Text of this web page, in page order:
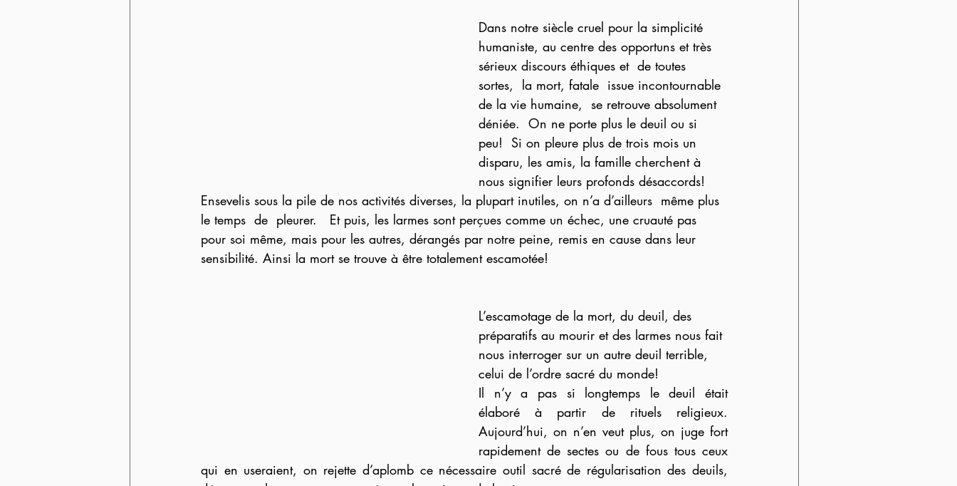
Dans notre siècle cruel pour la simplicité
humaniste, au centre des opportuns et très
sérieux discours éthiques et  de toutes
sortes,  la mort, fatale  issue incontournable
de la vie humaine,  se retrouve absolument
déniée.  On ne porte plus le deuil ou si
peu!  Si on pleure plus de trois mois un
disparu, les amis, la famille cherchent à
nous signifier leurs profonds désaccords!
Ensevelis sous la pile de nos activités diverses, la plupart inutiles, on n’a d’ailleurs  même plus
le temps  de  pleurer.   Et puis, les larmes sont perçues comme un échec, une cruauté pas
pour soi même, mais pour les autres, dérangés par notre peine, remis en cause dans leur
sensibilité. Ainsi la mort se trouve à être totalement escamotée!
L’escamotage de la mort, du deuil, des
préparatifs au mourir et des larmes nous fait
nous interroger sur un autre deuil terrible,
celui de l’ordre sacré du monde!
Il n’y a pas si longtemps le deuil était
élaboré à partir de rituels religieux.
Aujourd’hui, on n’en veut plus, on juge fort
rapidement de sectes ou de fous tous ceux
qui en useraient, on rejette d’aplomb ce nécessaire outil sacré de régularisation des deuils,